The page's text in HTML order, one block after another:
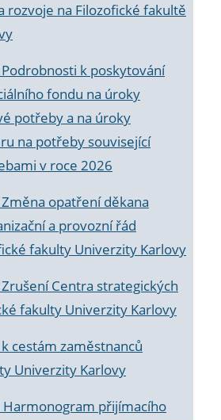
rozvoje na Filozofické fakultě
k poskytování
fondu na úroky
potřeby a na úroky
na potřeby související
v roce 2026
opatření děkana
a provozní řád
fakulty Univerzity Karlovy
Centra strategických
fakulty Univerzity Karlovy
cestám zaměstnanců
Univerzity Karlovy
Harmonogram přijímacího